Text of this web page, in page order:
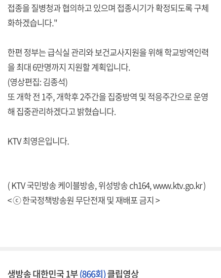
접종을 질병청과 협의하고 있으며 접종시기가 확정되도록 구체
화하겠습니다."
한편 정부는 급식실 관리와 보건교사지원을 위해 학교방역인력
을 최대 6만명까지 지원할 계획입니다.
(영상편집: 김종석)
또 개학 전 1주, 개학후 2주간을 집중방역 및 적응주간으로 운영
해 집중관리하겠다고 밝혔습니다.
KTV 최영은입니다.
( KTV 국민방송 케이블방송, 위성방송 ch164,www.ktv.go.kr)
< ⓒ 한국정책방송원 무단전재 및 재배포 금지 >
생방송 대한민국 1부(866회)클립영상